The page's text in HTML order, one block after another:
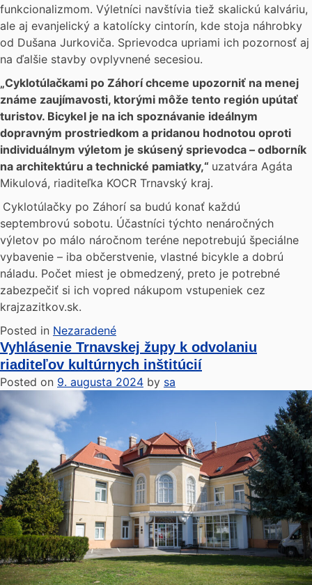
funkcionalizmom. Výletníci navštívia tiež skalickú kalváriu,
ale aj evanjelický a katolícky cintorín, kde stoja náhrobky
od Dušana Jurkoviča. Sprievodca upriami ich pozornosť aj
na ďalšie stavby ovplyvnené secesiou.
„Cyklotúlačkami po Záhorí chceme upozorniť na menej
známe zaujímavosti, ktorými môže tento región upútať
turistov. Bicykel je na ich spoznávanie ideálnym
dopravným prostriedkom a pridanou hodnotou oproti
individuálnym výletom je skúsený sprievodca – odborník
na architektúru a technické pamiatky,“ uzatvára Agáta
Mikulová, riaditeľka KOCR Trnavský kraj.
Cyklotúlačky po Záhorí sa budú konať každú
septembrovú sobotu. Účastníci týchto nenáročných
výletov po málo náročnom teréne nepotrebujú špeciálne
vybavenie – iba občerstvenie, vlastné bicykle a dobrú
náladu. Počet miest je obmedzený, preto je potrebné
zabezpečiť si ich vopred nákupom vstupeniek cez
krajzazitkov.sk.
Posted in Nezaradené
Vyhlásenie Trnavskej župy k odvolaniu
riaditeľov kultúrnych inštitúcií
Posted on 9. augusta 2024 by sa